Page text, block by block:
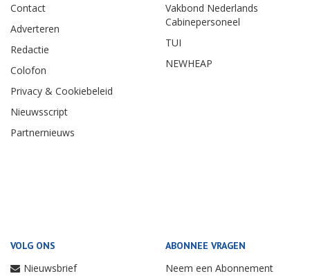
Contact
Adverteren
Redactie
Colofon
Privacy & Cookiebeleid
Nieuwsscript
Partnernieuws
Vakbond Nederlands
Cabinepersoneel
TUI
NEWHEAP
VOLG ONS
Nieuwsbrief
ABONNEE VRAGEN
Neem een Abonnement